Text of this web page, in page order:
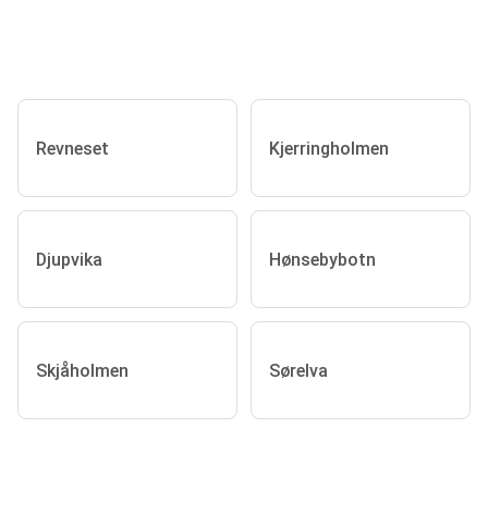
Revneset Kjerringholmen
Djupvika Hønsebybotn
Skjåholmen Sørelva